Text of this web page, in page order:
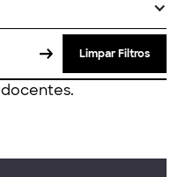
Limpar Filtros